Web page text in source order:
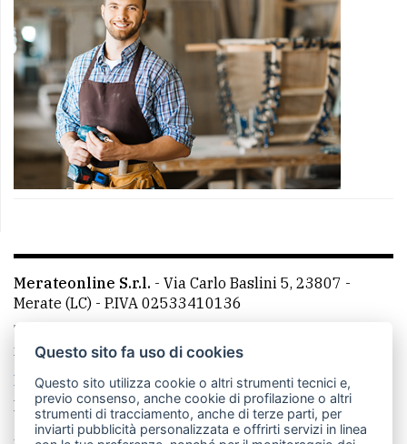
Merateonline S.r.l. - Via Carlo Baslini 5, 23807 -
Merate (LC) - P.IVA 02533410136
Telefono:
mail: redazione@merateonline.it
La redazione
CasateOnline LeccoOnline
RSS
Made by VIP
Questo sito fa uso di cookies
Questo sito utilizza cookie o altri strumenti tecnici e,
previo consenso, anche cookie di profilazione o altri
strumenti di tracciamento, anche di terze parti, per
inviarti pubblicità personalizzata e offrirti servizi in linea